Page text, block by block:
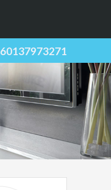
60137973271